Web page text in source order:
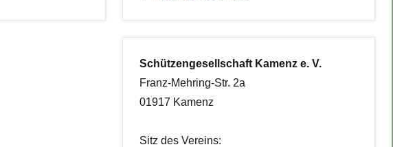
Schützengesellschaft Kamenz e. V.
Franz-Mehring-Str. 2a
01917 Kamenz
Sitz des Vereins: